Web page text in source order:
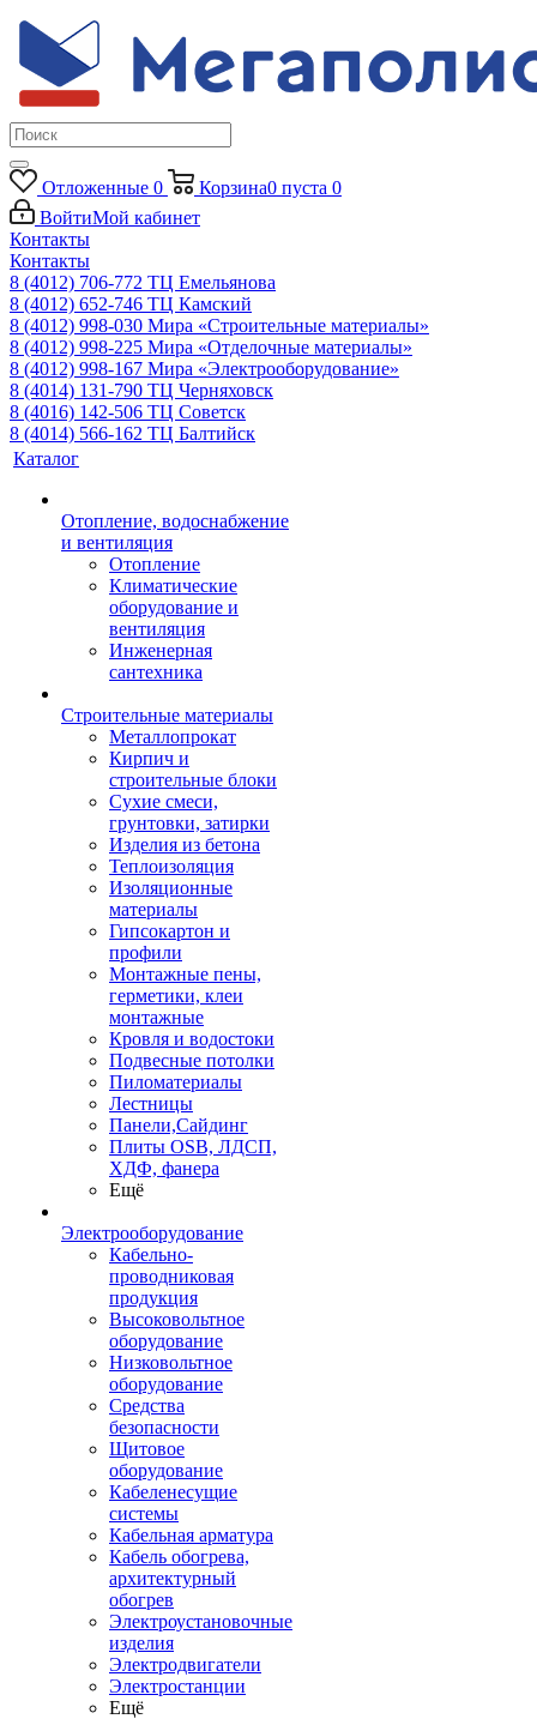
Отложенные 0 Корзина0 пуста 0
ВойтиМой кабинет
Контакты
Контакты
8 (4012) 706-772 ТЦ Емельянова
8 (4012) 652-746 ТЦ Камский
8 (4012) 998-030 Мира «Строительные материалы»
8 (4012) 998-225 Мира «Отделочные материалы»
8 (4012) 998-167 Мира «Электрооборудование»
8 (4014) 131-790 ТЦ Черняховск
8 (4016) 142-506 ТЦ Советск
8 (4014) 566-162 ТЦ Балтийск
Каталог
Отопление, водоснабжение
и вентиляция
Отопление
Климатические
оборудование и
вентиляция
Инженерная
сантехника
Строительные материалы
Металлопрокат
Кирпич и
строительные блоки
Сухие смеси,
грунтовки, затирки
Изделия из бетона
Теплоизоляция
Изоляционные
материалы
Гипсокартон и
профили
Монтажные пены,
герметики, клеи
монтажные
Кровля и водостоки
Подвесные потолки
Пиломатериалы
Лестницы
Панели,Сайдинг
Плиты OSB, ЛДСП,
ХДФ, фанера
Ещё
Электрооборудование
Кабельно-
проводниковая
продукция
Высоковольтное
оборудование
Низковольтное
оборудование
Средства
безопасности
Щитовое
оборудование
Кабеленесущие
системы
Кабельная арматура
Кабель обогрева,
архитектурный
обогрев
Электроустановочные
изделия
Электродвигатели
Электростанции
Ещё